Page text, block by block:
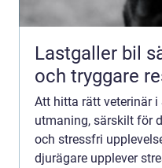
Lastgaller bil säkerhet, ordning
och tryggare
Att hitta rätt veterinär
utmaning, särskilt för
och stressfri
djurägare upplever